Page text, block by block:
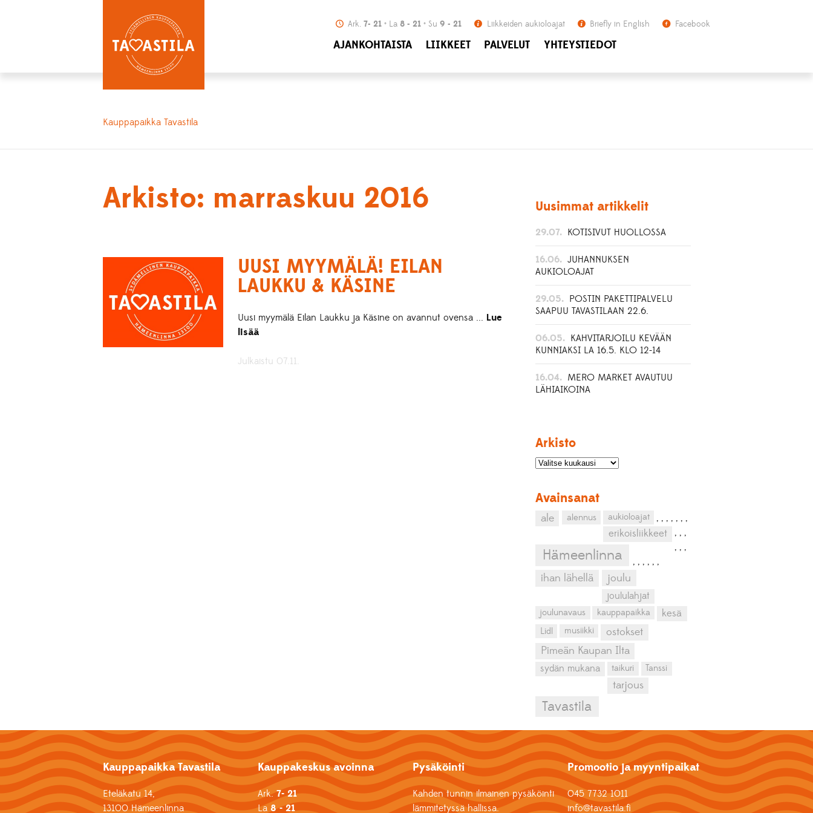
Ark. 7- 21 La 8 - 21 Su 9 - 21 Liikkeiden aukioloajat Briefly in English Facebook
AJANKOHTAISTA LIIKKEET PALVELUT YHTEYSTIEDOT
Kauppapaikka Tavastila
Arkisto: marraskuu 2016
UUSI MYYMÄLÄ! EILAN
LAUKKU & KÄSINE
Uusi myymälä Eilan Laukku ja Käsine on avannut ovensa ... Lue
lisää
Julkaistu 07.11.
Uusimmat artikkelit
29.07. KOTISIVUT HUOLLOSSA
16.06. JUHANNUKSEN
AUKIOLOAJAT
29.05. POSTIN PAKETTIPALVELU
SAAPUU TAVASTILAAN 22.6.
06.05. KAHVITARJOILU KEVÄÄN
KUNNIAKSI LA 16.5. KLO 12-14
16.04. MERO MARKET AVAUTUU
LÄHIAIKOINA
Arkisto
Avainsanat
ale ,
alennus ,
aukioloajat ,
erikoisliikkeet
,
Hämeenlinna
,
ihan lähellä
,
joulu
,
joululahjat
,
joulunavaus
,
kauppapaikka
,
kesä
,
Lidl
,
musiikki
,
ostokset
,
Pimeän Kaupan Ilta
,
sydän mukana
,
taikuri
,
Tanssi
,
tarjous
,
Tavastila
Kauppapaikka Tavastila
Eteläkatu 14,
13100 Hämeenlinna
Kauppakeskus avoinna
Ark.7- 21
La 8 - 21
Pysäköinti
Kahden tunnin ilmainen pysäköinti
lämmitetyssä hallissa.
Promootio ja myyntipaikat
045 7732 1011
info@tavastila.fi